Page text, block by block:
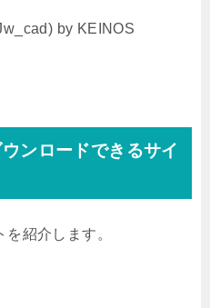
by KEINOS
ンロードできるサイ
紹介します。